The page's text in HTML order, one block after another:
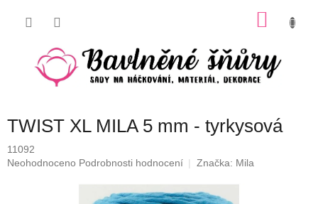
TWIST XL MILA 5 mm - tyrkysová
11092
Průměrné
Neohodnoceno Podrobnosti hodnocení Značka: Mila